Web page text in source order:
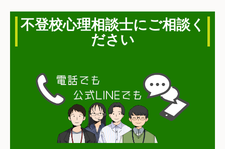
不登校心理相談士にご相談く
ださい